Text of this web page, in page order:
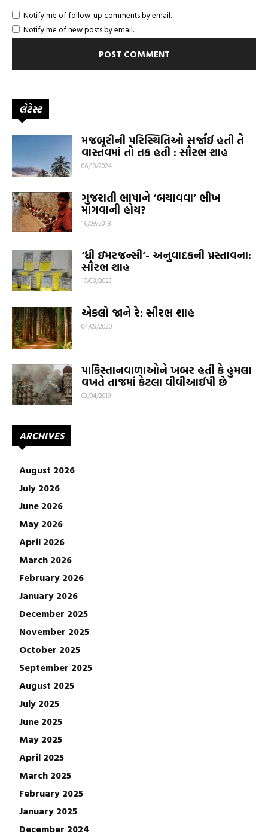
Notify me of follow-up comments by email.
Notify me of new posts by email.
લેટેસ્ટ
મજબૂરીની પરિસ્થિતિઓ સર્જાઈ હતી તે
વાસ્તવમાં તો તક હતી : સૌરભ શાહ
06/10/2024
ગુજરાતી ભાષાને ‘બચાવવા’ ભીખ
માગવાની હોય?
16/09/2018
‘ધી ઇમરજન્સી’- અનુવાદકની પ્રસ્તાવના:
સૌરભ શાહ
17/08/2023
એકલો જાને રે: સૌરભ શાહ
04/09/2020
પાકિસ્તાનવાળાઓને ખબર હતી કે હુમલા
વખતે તાજમાં કેટલા વીવીઆઈપી છે
03/04/2019
ARCHIVES
August 2026
July 2026
June 2026
May 2026
April 2026
March 2026
February 2026
January 2026
December 2025
November 2025
October 2025
September 2025
August 2025
July 2025
June 2025
May 2025
April 2025
March 2025
February 2025
January 2025
December 2024